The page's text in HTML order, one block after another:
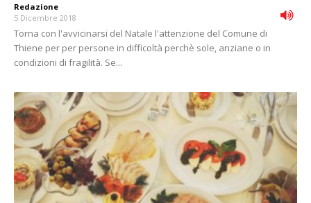
Redazione -
5 Dicembre 2018
Torna con l'avvicinarsi del Natale l'attenzione del Comune di
Thiene per per persone in difficoltà perchè sole, anziane o in
condizioni di fragilità. Se...